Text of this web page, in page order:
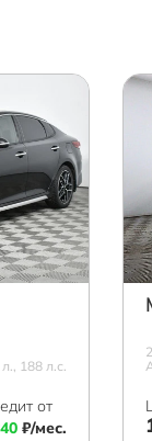
188 л.с.
от
₽/мес.